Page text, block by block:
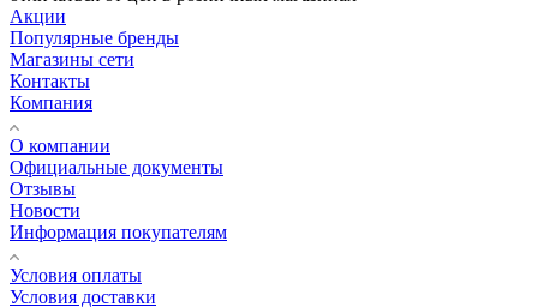
Акции
Популярные бренды
Магазины сети
Контакты
Компания
О компании
Официальные документы
Отзывы
Новости
Информация покупателям
Условия оплаты
Условия доставки